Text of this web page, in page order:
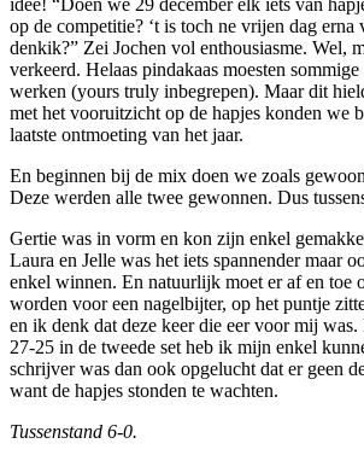
idee! “Doen we 29 december elk iets van
op de competitie? ‘t is toch ne vrijen dag erna
denkik?” Zei Jochen vol enthousiasme. Wel,
verkeerd. Helaas pindakaas moesten
werken (yours truly inbegrepen). Maar dit
met het vooruitzicht op de hapjes konden we
laatste ontmoeting van het jaar.
En beginnen bij de mix doen we zoals
Deze werden alle twee gewonnen. Dus
Gertie was in vorm en kon zijn enkel
Laura en Jelle was het iets spannender maar
enkel winnen. En natuurlijk moet er af en toe
worden voor een nagelbijter, op het puntje
en ik denk dat deze keer die eer voor mij was.
27-25 in de tweede set heb ik mijn enkel
schrijver was dan ook opgelucht dat er geen
want de hapjes stonden te wachten.
Tussenstand 6-0.